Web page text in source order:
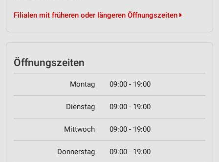
Filialen mit früheren oder längeren Öffnungszeiten
Öffnungszeiten
Montag 09:00 - 19:00
Dienstag 09:00 - 19:00
Mittwoch 09:00 - 19:00
Donnerstag 09:00 - 19:00